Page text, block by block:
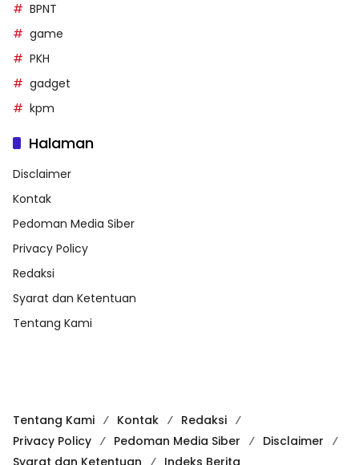
BPNT
game
PKH
gadget
kpm
Halaman
Disclaimer
Kontak
Pedoman Media Siber
Privacy Policy
Redaksi
Syarat dan Ketentuan
Tentang Kami
Tentang Kami Kontak
Redaksi
Privacy Policy
Pedoman Media Siber
Disclaimer